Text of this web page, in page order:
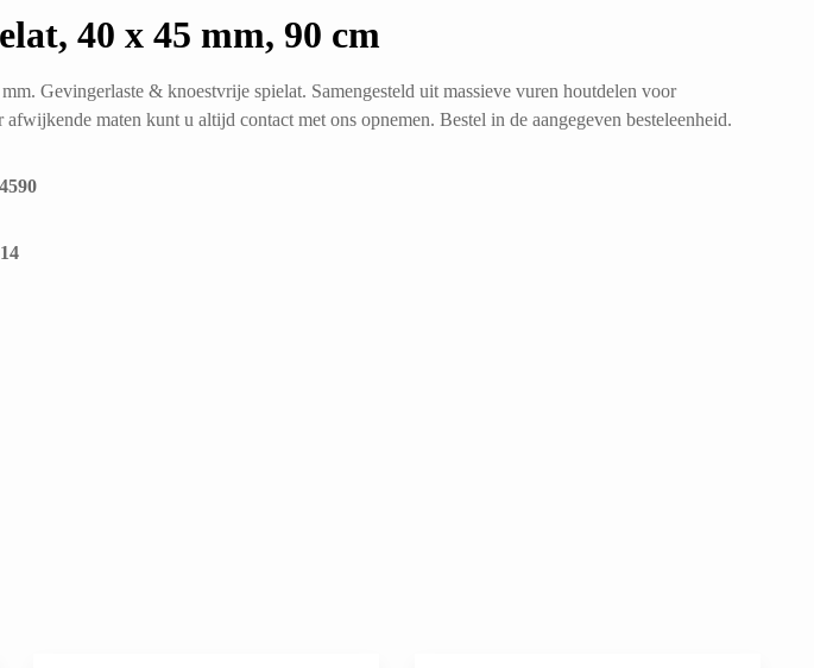
40 x 45 mm, 90 cm
Gevingerlaste & knoestvrije spielat. Samengesteld uit massieve vuren houtdelen voor
maten kunt u altijd contact met ons opnemen. Bestel in de aangegeven besteleenheid.